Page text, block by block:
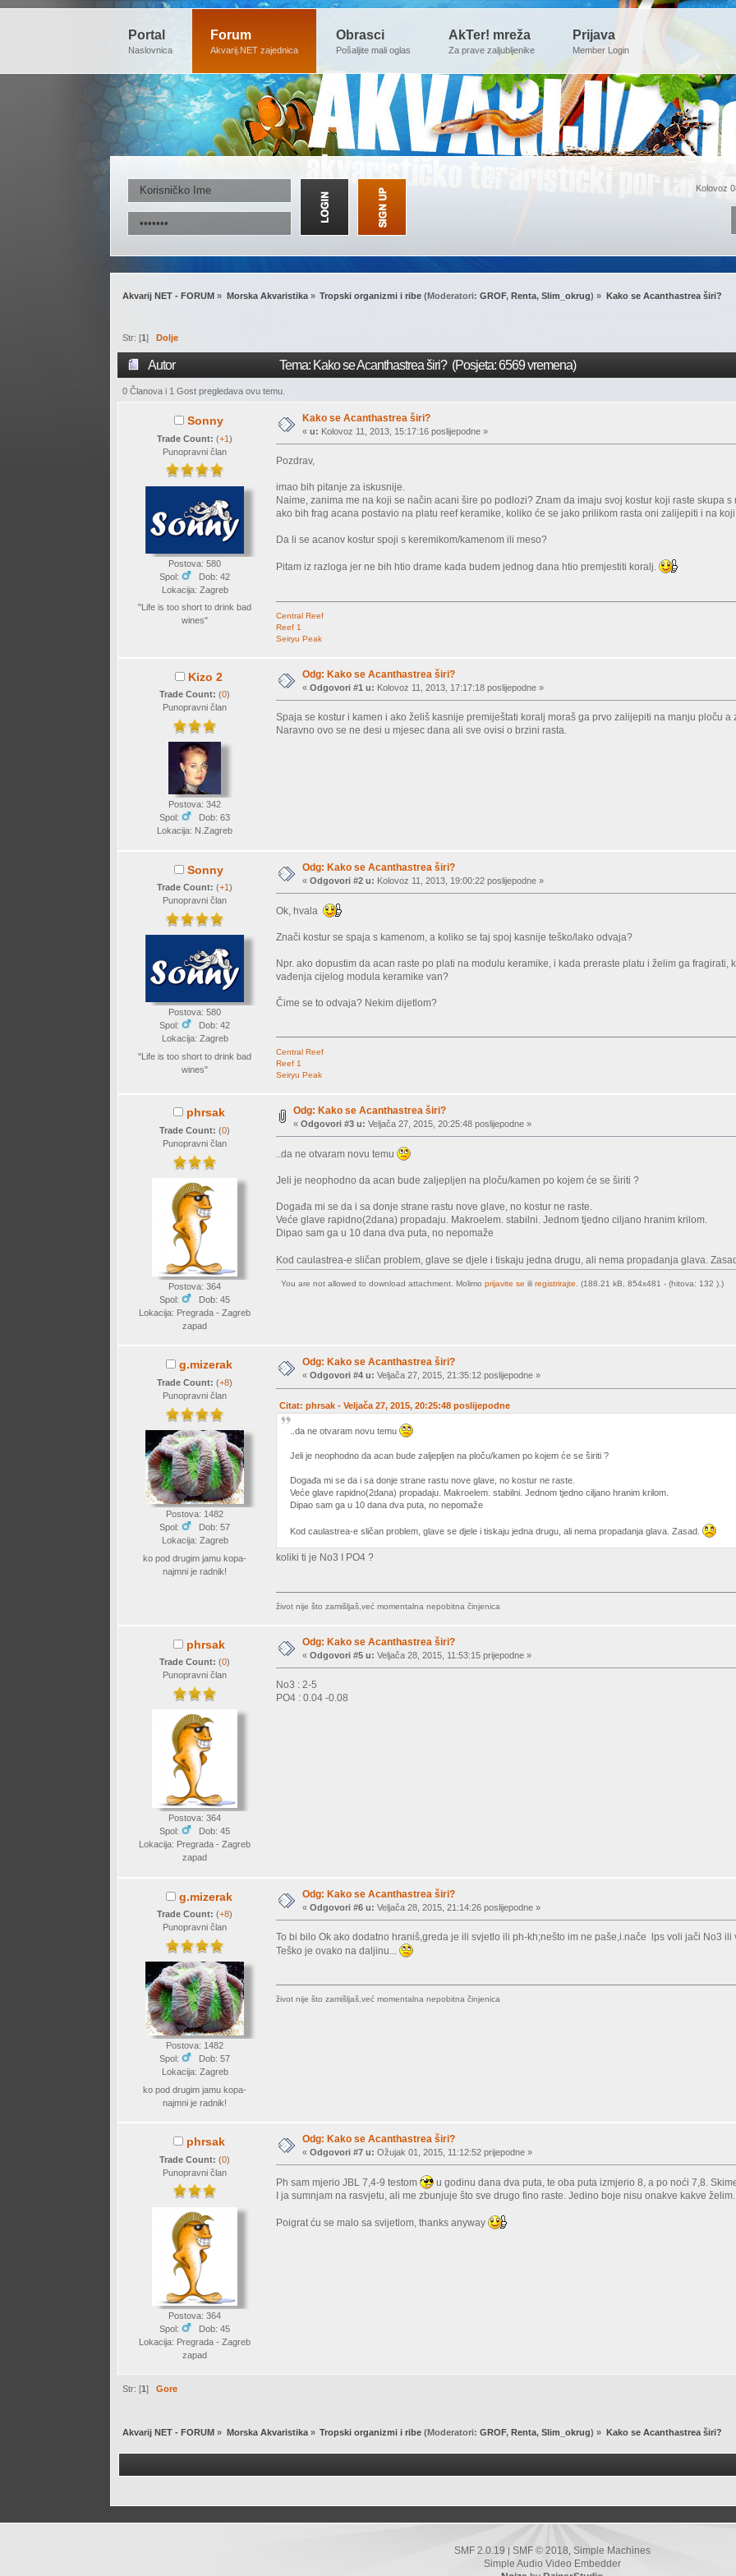
Portal
Naslovnica
Forum
Akvarij.NET zajednica
Obrasci
Pošaljite mali oglas
AkTer! mreža
Za prave zaljubljenike
Prijava
Member Login
Kolovoz
Akvarij NET - FORUM » Morska Akvaristika» Tropski organizmi i ribe (Moderatori:GROF, Renta,Slim_okrug) » Kako se Acanthastrea širi?
Str: [1] Dolje
Autor Tema: Kako se Acanthastrea širi? (Posjeta: 6569 vremena)
0 Članova i 1 Gost pregledava ovu temu.
Sonny
Trade Count:(+1)
Punopravni član
Postova: 580
Spol:
Dob: 42
Lokacija: Zagreb
"Life is too short to drink bad
wines"
Kako se Acanthastrea širi?
«u: Kolovoz 11, 2013, 15:17:16 poslijepodne »
Pozdrav,
imao bih pitanje za iskusnije.
Naime, zanima me na koji se način acani šire po podlozi? Znam da imaju svoj kostur koji raste skupa
ako bih frag acana postavio na platu reef keramike, koliko će se jako prilikom rasta oni zalijepiti i na
Da li se acanov kostur spoji s keremikom/kamenom ili meso?
Pitam iz razloga jer ne bih htio drame kada budem jednog dana htio premjestiti koralj.
Central Reef
Reef 1
Seiryu Peak
Kizo 2
Trade Count:(0)
Punopravni član
Postova: 342
Spol:
Dob: 63
Lokacija: N.Zagreb
Odg: Kako se Acanthastrea širi?
«Odgovori #1 u: Kolovoz 11, 2013, 17:17:18 poslijepodne »
Spaja se kostur i kamen i ako želiš kasnije premiještati koralj moraš ga prvo zalijepiti na manju ploču
Naravno ovo se ne desi u mjesec dana ali sve ovisi o brzini rasta.
Sonny
Trade Count:(+1)
Punopravni član
Postova: 580
Spol:
Dob: 42
Lokacija: Zagreb
"Life is too short to drink bad
wines"
Odg: Kako se Acanthastrea širi?
«Odgovori #2 u: Kolovoz 11, 2013, 19:00:22 poslijepodne »
Ok, hvala
Znači kostur se spaja s kamenom, a koliko se taj spoj kasnije teško/lako odvaja?
Npr. ako dopustim da acan raste po plati na modulu keramike, i kada preraste platu i želim ga
vađenja cijelog modula keramike van?
Čime se to odvaja? Nekim dijetlom?
Central Reef
Reef 1
Seiryu Peak
phrsak
Trade Count:(0)
Punopravni član
Postova: 364
Spol:
Dob: 45
Lokacija: Pregrada - Zagreb
zapad
Odg: Kako se Acanthastrea širi?
«Odgovori #3 u: Veljača 27, 2015, 20:25:48 poslijepodne »
..da ne otvaram novu temu
Jeli je neophodno da acan bude zaljepljen na ploču/kamen po kojem će se širiti ?
Događa mi se da i sa donje strane rastu nove glave, no kostur ne raste.
Veće glave rapidno(2dana) propadaju. Makroelem. stabilni. Jednom tjedno ciljano hranim krilom.
Dipao sam ga u 10 dana dva puta, no nepomaže
Kod caulastrea-e sličan problem, glave se djele i tiskaju jedna drugu, ali nema propadanja glava.
You are not allowed to download attachment. Molimo prijavite se ili registrirajte . (188.21 kB, 854x481 - (hitova: 132 ).)
g.mizerak
Trade Count:(+8)
Punopravni član
Postova: 1482
Spol:
Dob: 57
Lokacija: Zagreb
ko pod drugim jamu kopa-
najmni je radnik!
Odg: Kako se Acanthastrea širi?
«Odgovori #4 u: Veljača 27, 2015, 21:35:12 poslijepodne »
Citat: phrsak - Veljača 27, 2015, 20:25:48 poslijepodne
..da ne otvaram novu temu
Jeli je neophodno da acan bude zaljepljen na ploču/kamen po kojem će se širiti ?
Događa mi se da i sa donje strane rastu nove glave, no kostur ne raste.
Veće glave rapidno(2dana) propadaju. Makroelem. stabilni. Jednom tjedno ciljano hranim krilom.
Dipao sam ga u 10 dana dva puta, no nepomaže
Kod caulastrea-e sličan problem, glave se djele i tiskaju jedna drugu, ali nema propadanja glava. Zasad.
koliki ti je No3 I PO4 ?
život nije što zamišljaš,već momentalna nepobitna činjenica
phrsak
Trade Count:(0)
Punopravni član
Postova: 364
Spol:
Dob: 45
Lokacija: Pregrada - Zagreb
zapad
Odg: Kako se Acanthastrea širi?
«Odgovori #5 u: Veljača 28, 2015, 11:53:15 prijepodne »
No3 : 2-5
PO4 : 0.04 -0.08
g.mizerak
Trade Count:(+8)
Punopravni član
Postova: 1482
Spol:
Dob: 57
Lokacija: Zagreb
ko pod drugim jamu kopa-
najmni je radnik!
Odg: Kako se Acanthastrea širi?
«Odgovori #6 u: Veljača 28, 2015, 21:14:26 poslijepodne »
To bi bilo Ok ako dodatno hraniš,greda je ili svjetlo ili ph-kh;nešto im ne paše,i.nače lps voli jači No3 ili
Teško je ovako na daljinu...
život nije što zamišljaš,već momentalna nepobitna činjenica
phrsak
Trade Count:(0)
Punopravni član
Postova: 364
Spol:
Dob: 45
Lokacija: Pregrada - Zagreb
zapad
Odg: Kako se Acanthastrea širi?
«Odgovori #7 u: Ožujak 01, 2015, 11:12:52 prijepodne »
Ph sam mjerio JBL 7,4-9 testom
u godinu dana dva puta, te oba puta izmjerio 8, a po noći 7,8.
I ja sumnjam na rasvjetu, ali me zbunjuje što sve drugo fino raste. Jedino boje nisu onakve kakve želim.
Poigrat ću se malo sa svijetlom, thanks anyway
Str: [1] Gore
Akvarij NET - FORUM » Morska Akvaristika» Tropski organizmi i ribe (Moderatori:GROF,Renta,Slim_okrug) » Kako se Acanthastrea širi?
SMF 2.0.19 | SMF © 2018 Simple Machines
Simple Audio Video Embedder